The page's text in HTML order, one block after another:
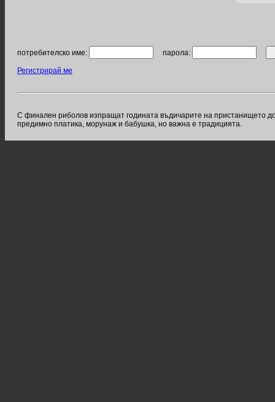
потребителско име: парола:
Регистрирай ме
С финален риболов изпращат годината въдичарите на пристанището
предимно платика, морунаж и бабушка, но важна е традицията.